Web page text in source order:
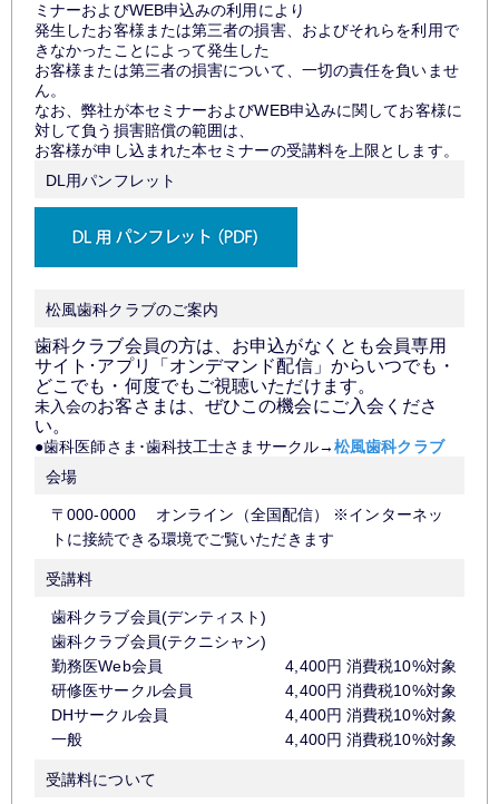
ミナーおよびWEB申込みの利用により
発生したお客様または第三者の損害、およびそれらを利用で
きなかったことによって発生した
お客様または第三者の損害について、一切の責任を負いませ
ん。
なお、弊社が本セミナーおよびWEB申込みに関してお客様に
対して負う損害賠償の範囲は、
お客様が申し込まれた本セミナーの受講料を上限とします。
DL用パンフレット
松風歯科クラブのご案内
歯科クラブ会員の方は、お申込がなくとも会員専用
サイト･アプリ「オンデマンド配信」からいつでも・
どこでも・何度でもご視聴いただけます。
未入会のお客さまは、ぜひこの機会にご入会くださ
い。
●歯科医師さま･歯科技工士さまサークル→松風歯科クラブ
会場
〒000-0000 オンライン（全国配信） ※インターネッ
トに接続できる環境でご覧いただきます
受講料
歯科クラブ会員(デンティスト)
歯科クラブ会員(テクニシャン)
勤務医Web会員
4,400円 消費税10%対象
研修医サークル会員
4,400円 消費税10%対象
DHサークル会員
4,400円 消費税10%対象
一般
4,400円 消費税10%対象
受講料について